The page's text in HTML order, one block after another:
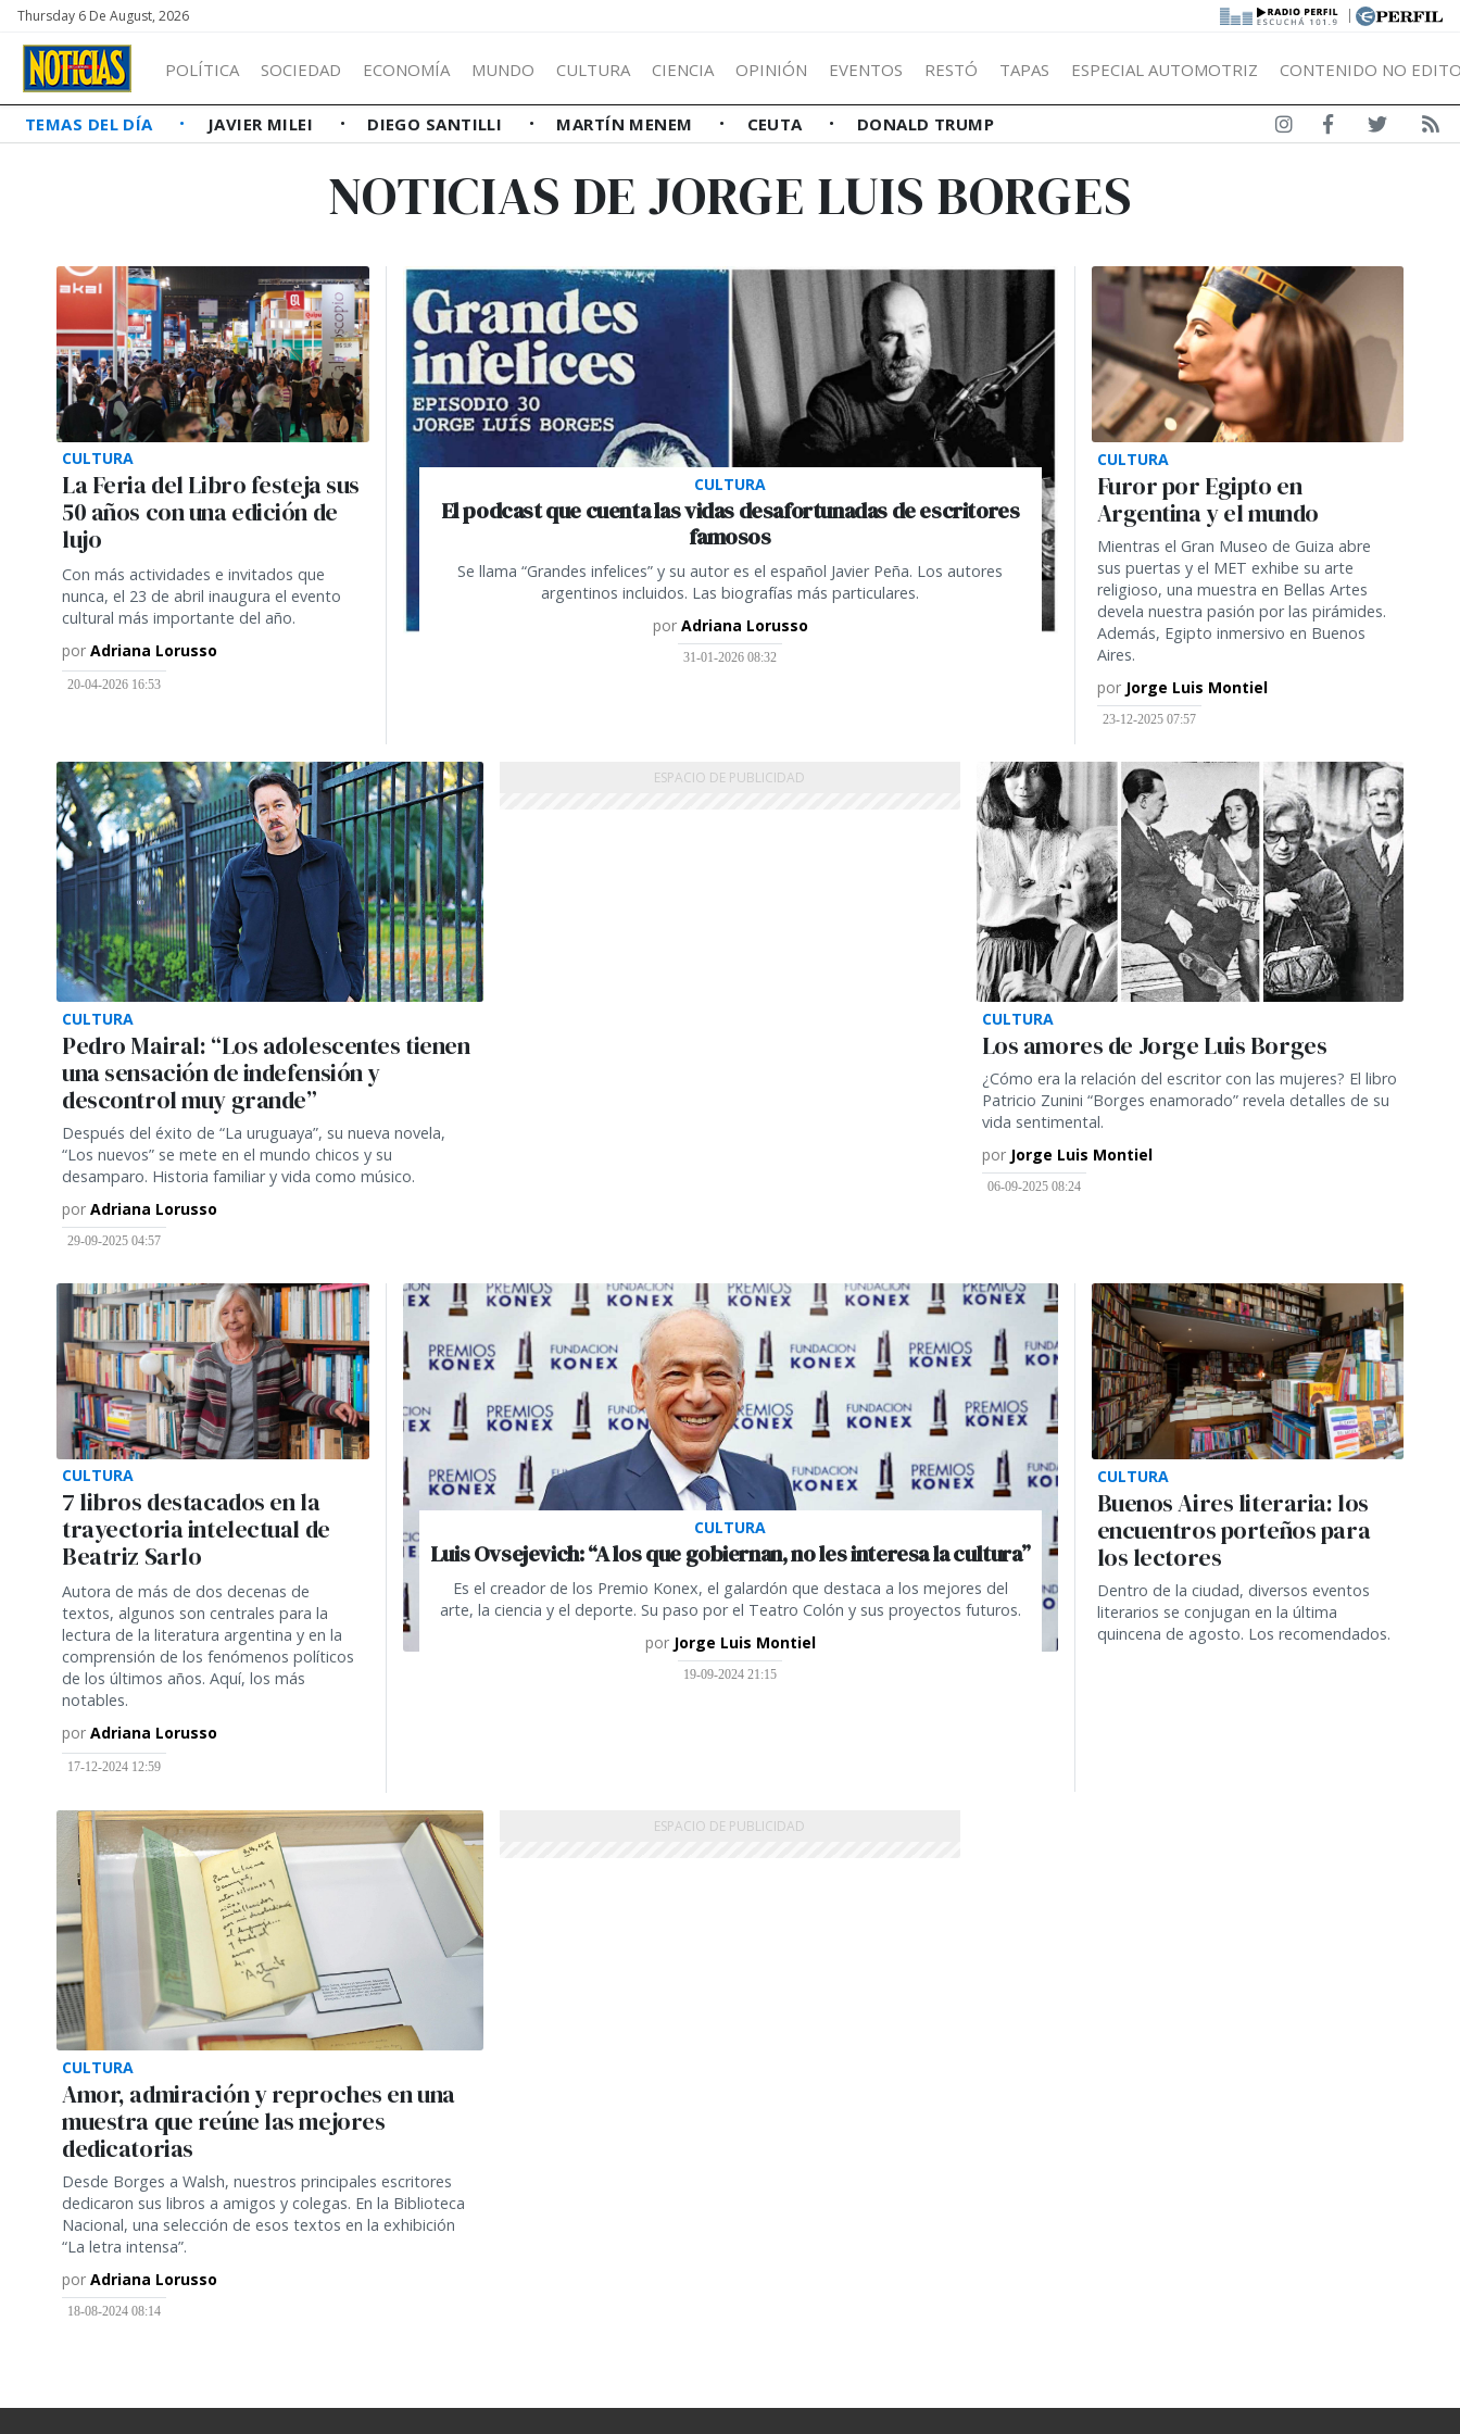
Thursday 6 De August, 2026 |
POLÍTICA SOCIEDAD ECONOMÍA MUNDO CULTURA CIENCIA OPINIÓN EVENTOS RESTÓ TAPAS ESPECIAL AUTOMOTRIZ CONTENIDO NO
TEMAS DEL DÍA JAVIER MILEI DIEGO SANTILLI MARTÍN MENEM CEUTA DONALD TRUMP
NOTICIAS DE JORGE LUIS BORGES
CULTURA
La Feria del Libro festeja sus
50 años con una edición de
lujo
Con más actividades e invitados que
nunca, el 23 de abril inaugura el evento
cultural más importante del año.
por Adriana Lorusso
20-04-2026 16:53
CULTURA
El podcast que cuenta las vidas desafortunadas de escritores
famosos
Se llama “Grandes infelices” y su autor es el español Javier Peña. Los autores
argentinos incluidos. Las biografías más particulares.
por Adriana Lorusso
31-01-2026 08:32
CULTURA
Furor por Egipto en
Argentina y el mundo
Mientras el Gran Museo de Guiza abre
sus puertas y el MET exhibe su arte
religioso, una muestra en Bellas Artes
devela nuestra pasión por las pirámides.
Además, Egipto inmersivo en Buenos
Aires.
por Jorge Luis Montiel
23-12-2025 07:57
CULTURA
Pedro Mairal: “Los adolescentes tienen
una sensación de indefensión y
descontrol muy grande”
Después del éxito de “La uruguaya”, su nueva novela,
“Los nuevos” se mete en el mundo chicos y su
desamparo. Historia familiar y vida como músico.
por Adriana Lorusso
29-09-2025 04:57
CULTURA
Los amores de Jorge Luis Borges
¿Cómo era la relación del escritor con las mujeres? El libro
Patricio Zunini “Borges enamorado” revela detalles de su
vida sentimental.
por Jorge Luis Montiel
06-09-2025 08:24
CULTURA
7 libros destacados en la
trayectoria intelectual de
Beatriz Sarlo
Autora de más de dos decenas de
textos, algunos son centrales para la
lectura de la literatura argentina y en la
comprensión de los fenómenos políticos
de los últimos años. Aquí, los más
notables.
por Adriana Lorusso
17-12-2024 12:59
CULTURA
Luis Ovsejevich: “A los que gobiernan, no les interesa la cultura”
Es el creador de los Premio Konex, el galardón que destaca a los mejores del
arte, la ciencia y el deporte. Su paso por el Teatro Colón y sus proyectos futuros.
por Jorge Luis Montiel
19-09-2024 21:15
CULTURA
Buenos Aires literaria: los
encuentros porteños para
los lectores
Dentro de la ciudad, diversos eventos
literarios se conjugan en la última
quincena de agosto. Los recomendados.
CULTURA
Amor, admiración y reproches en una
muestra que reúne las mejores
dedicatorias
Desde Borges a Walsh, nuestros principales escritores
dedicaron sus libros a amigos y colegas. En la Biblioteca
Nacional, una selección de esos textos en la exhibición
“La letra intensa”.
por Adriana Lorusso
18-08-2024 08:14